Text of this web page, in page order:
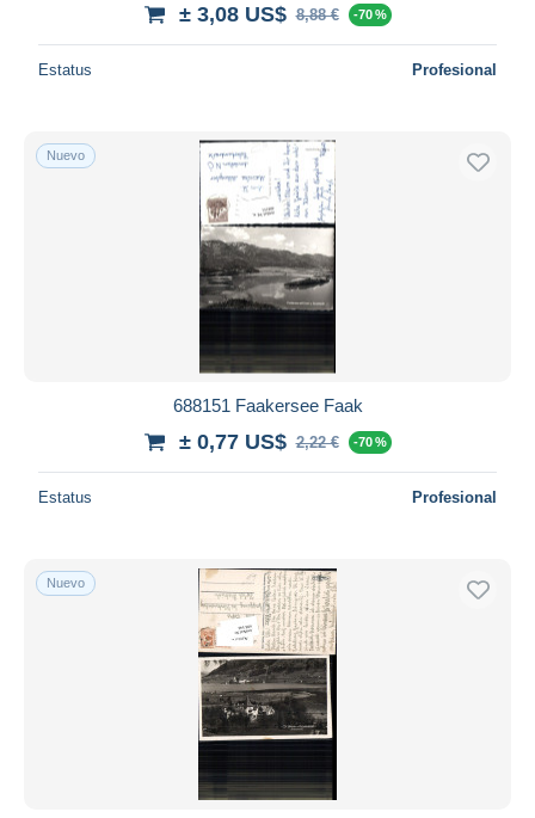
± 3,08 US$ 8,88 € -70 %
Estatus Profesional
Nuevo
688151 Faakersee Faak
± 0,77 US$ 2,22 € -70 %
Estatus Profesional
Nuevo